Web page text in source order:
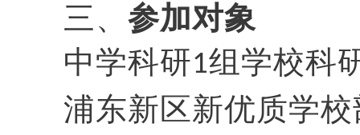
三、 参加对象
中学科研1组学校科
浦东新区新优质学